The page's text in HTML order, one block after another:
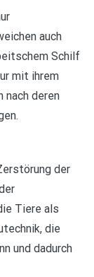
auch
Schilf
mit ihrem
nach deren
der
Tiere als
die
und dadurch